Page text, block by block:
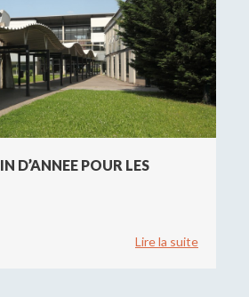
D’ANNEE POUR LES
Lire la suite